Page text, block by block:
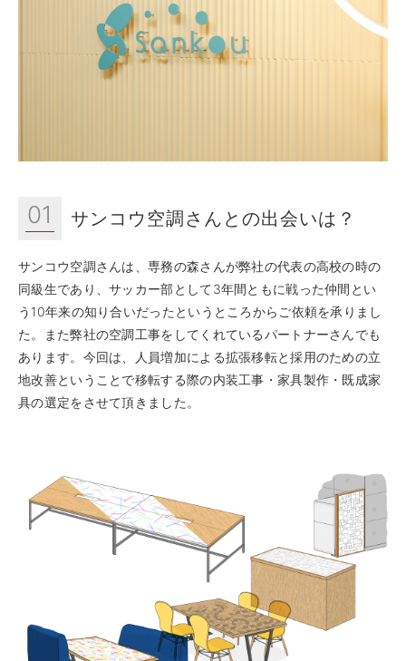
01 サンコウ空調さんとの出会いは？
サンコウ空調さんは、専務の森さんが弊社の代表の高校の時の
同級生であり、サッカー部として3年間ともに戦った仲間とい
う10年来の知り合いだったというところからご依頼を承りまし
た。また弊社の空調工事をしてくれているパートナーさんでも
あります。今回は、人員増加による拡張移転と採用のための立
地改善ということで移転する際の内装工事・家具製作・既成家
具の選定をさせて頂きました。